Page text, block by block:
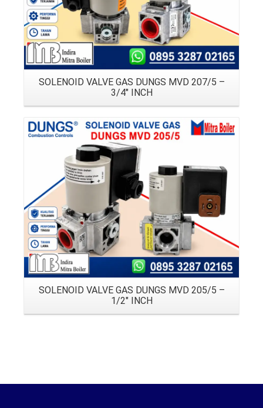
SOLENOID VALVE GAS DUNGS MVD 207/5 –
3/4″ INCH
Details
SOLENOID VALVE GAS DUNGS MVD 205/5 –
1/2″ INCH